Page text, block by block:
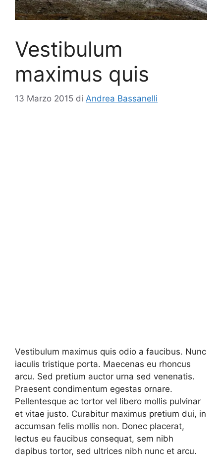
Vestibulum
maximus quis
13 Marzo 2015 di Andrea Bassanelli
Vestibulum maximus quis odio a faucibus. Nunc
iaculis tristique porta. Maecenas eu rhoncus
arcu. Sed pretium auctor urna sed venenatis.
Praesent condimentum egestas ornare.
Pellentesque ac tortor vel libero mollis pulvinar
et vitae justo. Curabitur maximus pretium dui, in
accumsan felis mollis non. Donec placerat,
lectus eu faucibus consequat, sem nibh
dapibus tortor, sed ultrices nibh nunc et arcu.